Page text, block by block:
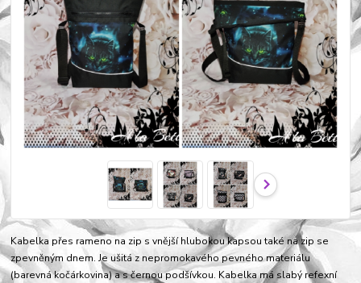
Kabelka přes rameno na zip s vnější hlubokou kapsou také na zip se
zpevněným dnem. Je ušitá z nepromokavého pevného materiálu
(barevná kočárkovina) a s černou podšívkou. Kabelka má slabý refexní